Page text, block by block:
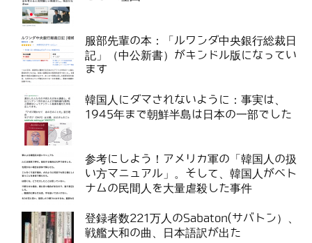
服部先輩の本：「ルワンダ中央銀行総裁日
記」（中公新書）がキンドル版になってい
ます
韓国人にダマされないように：事実は、
1945年まで朝鮮半島は日本の一部でした
参考にしよう！アメリカ軍の「韓国人の扱
い方マニュアル」。そして、韓国人がベト
ナムの民間人を大量虐殺した事件
登録者数221万人のSabaton(サバトン）、
戦艦大和の曲、日本語訳が出た